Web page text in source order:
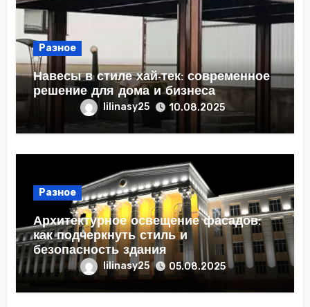
Разное
Навесы в стиле хай-тек: современное
решение для дома и бизнеса
lilinasy25 10.08.2025
Разное
Архитектурное освещение фасадов:
как подчеркнуть стиль и
безопасность здания
lilinasy25 05.08.2025